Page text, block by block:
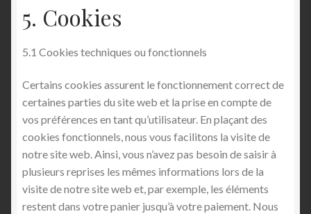
5. Cookies
5.1 Cookies techniques ou fonctionnels
Certains cookies assurent le fonctionnement correct de
certaines parties du site web et la prise en compte de
vos préférences en tant qu’utilisateur. En plaçant des
cookies fonctionnels, nous vous facilitons la visite de
notre site web. Ainsi, vous n’avez pas besoin de saisir à
plusieurs reprises les mêmes informations lors de la
visite de notre site web et, par exemple, les éléments
restent dans votre panier jusqu’à votre paiement. Nous